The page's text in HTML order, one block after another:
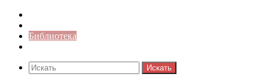
Библиотека
Искать